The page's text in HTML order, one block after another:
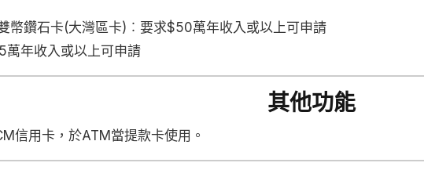
幣鑽石卡(大灣區卡)︰要求$50萬年收入或以上可申請
年收入或以上可申請
其他功能
信用卡，於ATM當提款卡使用。